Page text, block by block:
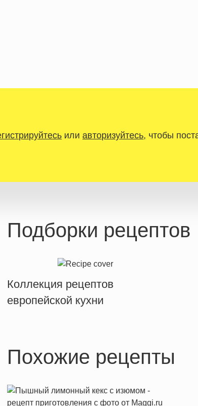
или авторизуйтесь, чтобы
Подборки рецептов
Коллекция рецептов
европейской кухни
Похожие рецепты